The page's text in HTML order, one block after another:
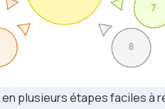
plusieurs étapes faciles à